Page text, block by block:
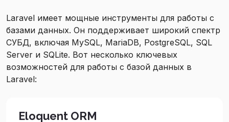
Laravel имеет мощные инструменты для работы с
базами данных. Он поддерживает широкий спектр
СУБД, включая MySQL, MariaDB, PostgreSQL, SQL
Server и SQLite. Вот несколько ключевых
возможностей для работы с базой данных в
Laravel:
Eloquent ORM